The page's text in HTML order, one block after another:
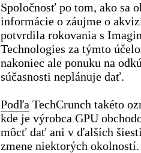
Spoločnosť po tom, ako sa
informácie o záujme o
potvrdila rokovania s
Technologies za týmto
nakoniec ale ponuku na
súčasnosti neplánuje dať.
Podľa TechCrunch takéto
kde je výrobca GPU
môcť dať ani v ďalších
zmene niektorých okolností.